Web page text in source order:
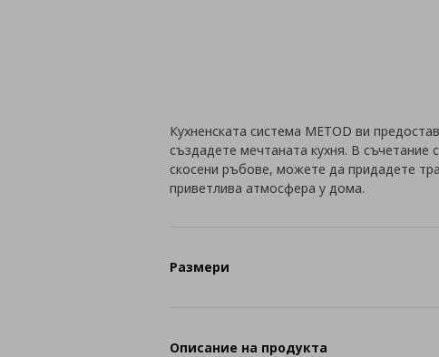
Кухненската система METOD ви
създадете мечтаната кухня. В съчетание
скосени ръбове, можете да придадете
приветлива атмосфера у дома.
Размери
Описание на продукта